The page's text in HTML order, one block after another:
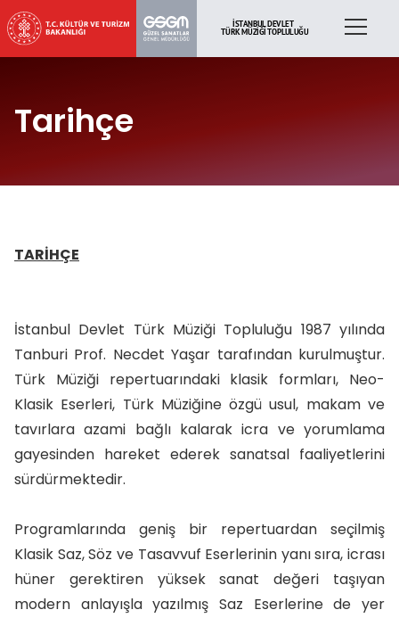
Tarihçe
TARİHÇE
İstanbul Devlet Türk Müziği Topluluğu 1987 yılında
Tanburi Prof. Necdet Yaşar tarafından kurulmuştur.
Türk Müziği repertuarındaki klasik formları, Neo-
Klasik Eserleri, Türk Müziğine özgü usul, makam ve
tavırlara azami bağlı kalarak icra ve yorumlama
gayesinden hareket ederek sanatsal faaliyetlerini
sürdürmektedir.
Programlarında geniş bir repertuardan seçilmiş
Klasik Saz, Söz ve Tasavvuf Eserlerinin yanı sıra, icrası
hüner gerektiren yüksek sanat değeri taşıyan
modern anlayışla yazılmış Saz Eserlerine de yer